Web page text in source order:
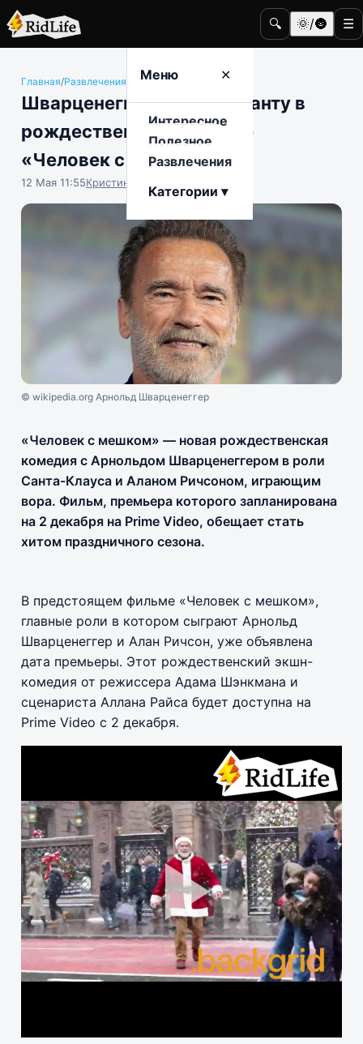
🔍 🌞/🌚 ☰
Меню ✕
Интересное
Полезное
Развлечения
Категории ▾
Главная/Развлечения Кино и телевидение
Шварценеггер сыграет Санту в
рождественском фильме
«Человек с мешком»
12 Мая 11:55Кристина Логинова
© wikipedia.org Арнольд Шварценеггер
«Человек с мешком» — новая рождественская
комедия с Арнольдом Шварценеггером в роли
Санта-Клауса и Аланом Ричсоном, играющим
вора. Фильм, премьера которого запланирована
на 2 декабря на Prime Video, обещает стать
хитом праздничного сезона.
В предстоящем фильме «Человек с мешком»,
главные роли в котором сыграют Арнольд
Шварценеггер и Алан Ричсон, уже объявлена
дата премьеры. Этот рождественский экшн-
комедия от режиссера Адама Шэнкмана и
сценариста Аллана Райса будет доступна на
Prime Video с 2 декабря.